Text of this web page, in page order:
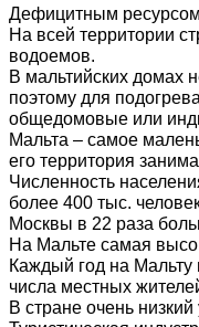
Дефицитным
На всей территории
водоемов.
В мальтийских домах
поэтому для
общедомовые или
Мальта – самое
его территория
Численность
более 400 тыс.
Москвы в 22 раза
На Мальте самая
Каждый год на Мальту
числа местных
В стране очень